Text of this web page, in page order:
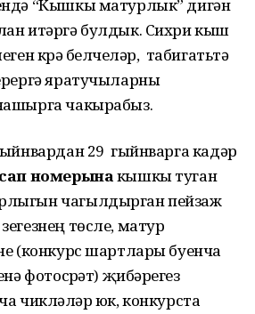
“Кышкы матурлык” дигән
итәргә булдык. Сихри кыш
күрә белүчеләр, табигатьтә
яратучыларны
чакырабыз.
29 гыйнварга кадәр
номерынакышкы туган
чагылдырган пейзаж
төсле, матур
(конкурс шартлары буенча
фотосүрәт) җибәрүегез
чикләүләр юк, конкурста